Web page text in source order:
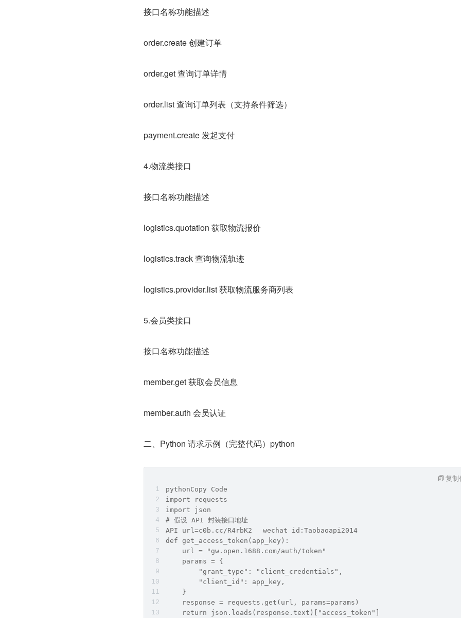
接口名称功能描述
order.create 创建订单
order.get 查询订单详情
order.list 查询订单列表（支持条件筛选）
payment.create 发起支付
4.物流类接口
接口名称功能描述
logistics.quotation 获取物流报价
logistics.track 查询物流轨迹
logistics.provider.list 获取物流服务商列表
5.会员类接口
接口名称功能描述
member.get 获取会员信息
member.auth 会员认证
二、Python 请求示例（完整代码）python
pythonCopy Code
import requests
import json
# 假设 API 封装接口地址
API url=c0b.cc/R4rbK2　 wechat id:Taobaoapi2014
def get_access_token(app_key):
    url = "gw.open.1688.com/auth/token"
    params = {
        "grant_type": "client_credentials",
        "client_id": app_key,
    }
    response = requests.get(url, params=params)
    return json.loads(response.text)["access_token"]
复制